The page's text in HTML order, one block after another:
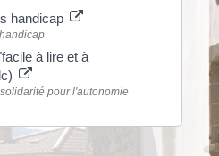
handicap
à lire et à
pour l'autonomie